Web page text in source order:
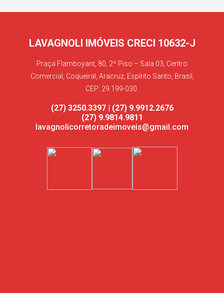
LAVAGNOLI IMÓVEIS CRECI 10632-J
Praça Flamboyant, 80, 2º Piso – Sala 03, Centro
Comercial, Coqueiral, Aracruz, Espírito Santo, Brasil,
CEP: 29.199-030.
(27) 3250.3397 | (27) 9.9912.2676
(27) 9.9814.9811
lavagnolicorretoradeimoveis@gmail.com